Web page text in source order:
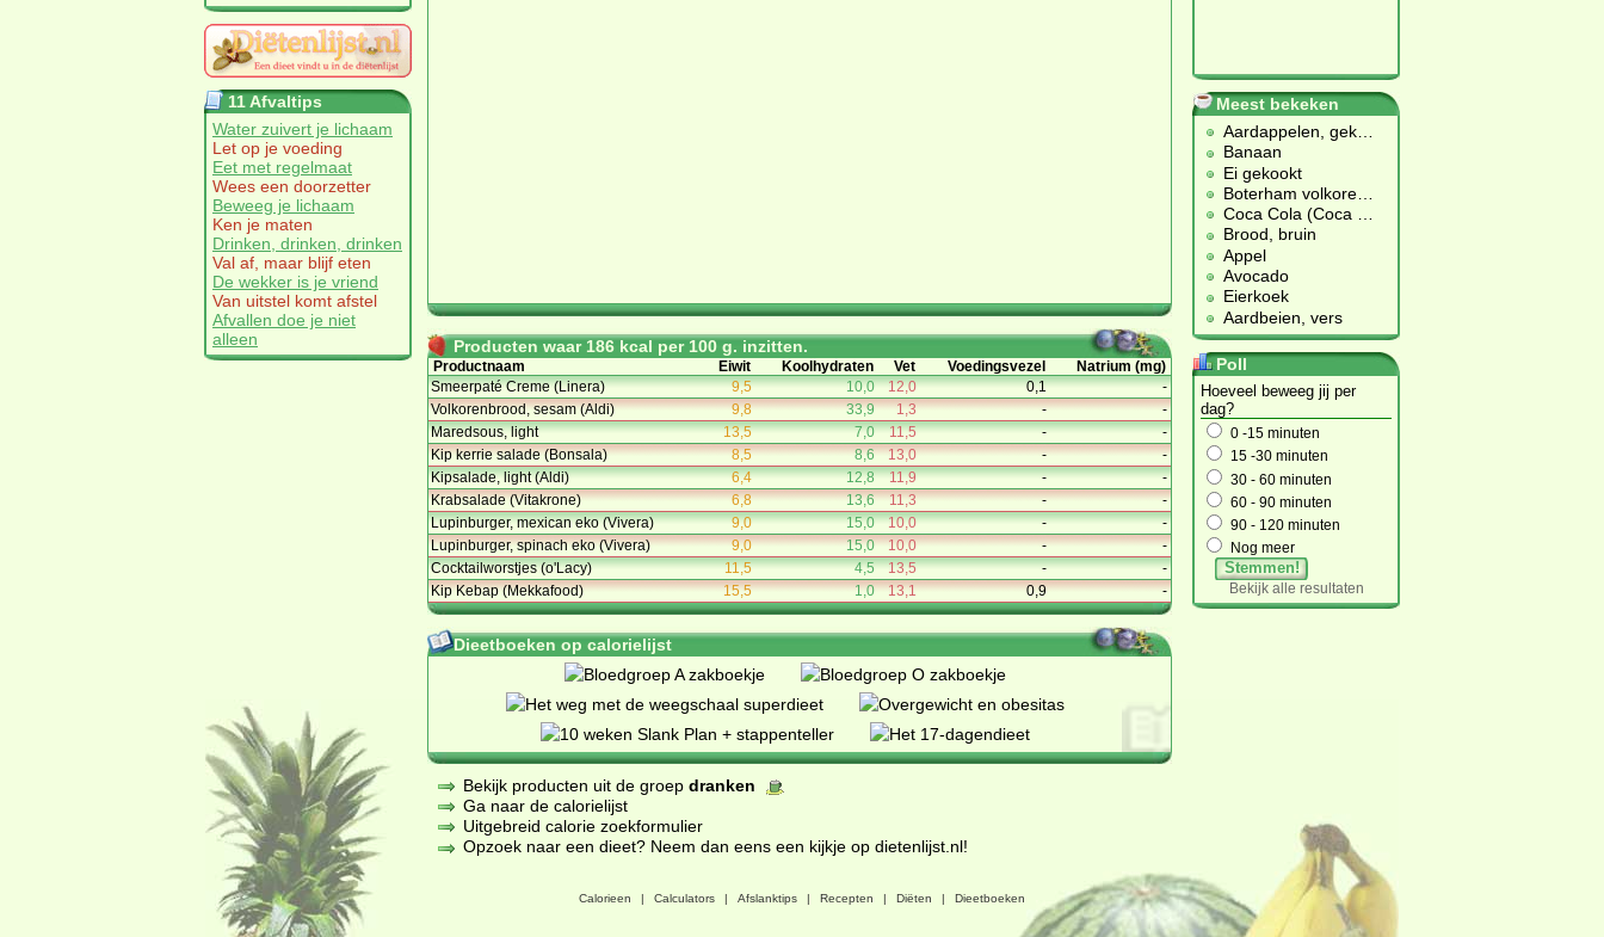
11 Afvaltips
Water zuivert je lichaam
Let op je voeding
Eet met regelmaat
Wees een doorzetter
Beweeg je lichaam
Ken je maten
Drinken, drinken, drinken
Val af, maar blijf eten
De wekker is je vriend
Van uitstel komt afstel
Afvallen doe je niet
alleen
Producten waar 186 kcal per 100 g. inzitten.
Productnaam Eiwit Koolhydraten Vet Voedingsvezel
Natrium (mg)
Smeerpaté Creme (Linera)
9,5 10,0 12,0 0,1
-
Volkorenbrood, sesam (Aldi)
9,8 33,9 1,3 -
-
Maredsous, light
13,5 7,0 11,5 -
-
Kip kerrie salade (Bonsala)
8,5 8,6 13,0 -
-
Kipsalade, light (Aldi)
6,4 12,8 11,9 -
-
Krabsalade (Vitakrone)
6,8 13,6 11,3 -
-
Lupinburger, mexican eko (Vivera)
9,0 15,0 10,0 -
-
Lupinburger, spinach eko (Vivera)
9,0 15,0 10,0 -
-
Cocktailworstjes (o'Lacy)
11,5 4,5 13,5 -
-
Kip Kebap (Mekkafood)
15,5 1,0 13,1 0,9 -
Dieetboeken op calorielijst
Bekijk producten uit de groep dranken
Ga naar de calorielijst
Uitgebreid calorie zoekformulier
Opzoek naar een dieet? Neem dan eens een kijkje op dietenlijst.nl!
Meest bekeken
Aardappelen, gek
Banaan
Ei gekookt
Boterham volkore
Coca Cola (Coca
Brood, bruin
Appel
Avocado
Eierkoek
Aardbeien, vers
Poll
Hoeveel beweeg jij per
dag?
0 -15 minuten
15 -30 minuten
30 - 60 minuten
60 - 90 minuten
90 - 120 minuten
Nog meer
Stemmen!
Bekijk alle resultaten
Calorieen | Calculators | Afslanktips | Recepten | Diëten | Dieetboeken